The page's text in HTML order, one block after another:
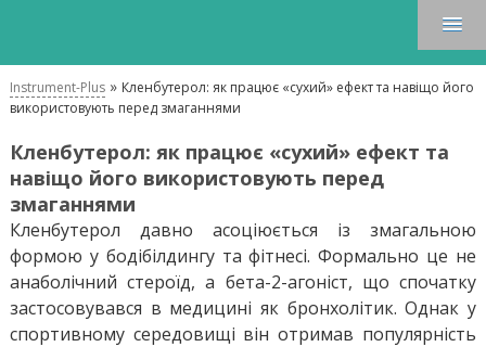
Instrument-Plus» Кленбутерол: як працює «сухий» ефект та навіщо його
використовують перед змаганнями
Кленбутерол: як працює «сухий» ефект та
навіщо його використовують перед
змаганнями
Кленбутерол давно асоціюється із змагальною
формою у бодібілдингу та фітнесі. Формально це не
анаболічний стероїд, а бета-2-агоніст, що спочатку
застосовувався в медицині як бронхолітик. Однак у
спортивному середовищі він отримав популярність